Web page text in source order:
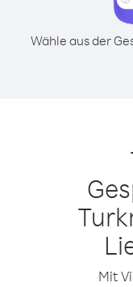
Wähle aus der
Mit